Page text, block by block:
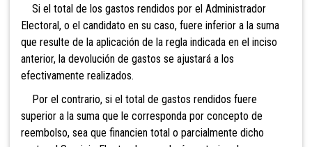
Si el total de los gastos rendidos por el Administrador
Electoral, o el candidato en su caso, fuere inferior a la suma
que resulte de la aplicación de la regla indicada en el inciso
anterior, la devolución de gastos se ajustará a los
efectivamente realizados.
Por el contrario, si el total de gastos rendidos fuere
superior a la suma que le corresponda por concepto de
reembolso, sea que financien total o parcialmente dicho